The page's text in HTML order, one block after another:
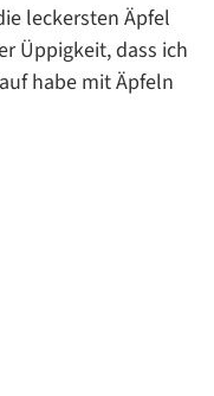
leckersten Äpfel
Üppigkeit, dass ich
habe mit Äpfeln